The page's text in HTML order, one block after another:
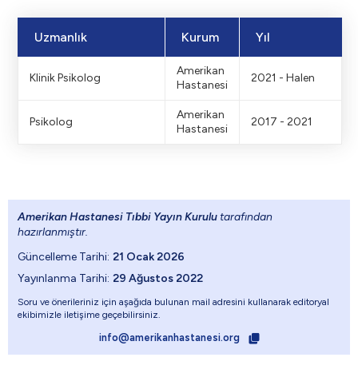
Uzmanlık Kurum Yıl
Klinik Psikolog
Amerikan
Hastanesi
2021 - Halen
Psikolog
Amerikan
Hastanesi
2017 - 2021
Amerikan Hastanesi Tıbbi Yayın Kurulu tarafından
hazırlanmıştır.
Güncelleme Tarihi: 21 Ocak 2026
Yayınlanma Tarihi: 29 Ağustos 2022
Soru ve önerileriniz için aşağıda bulunan mail adresini kullanarak editoryal
ekibimizle iletişime geçebilirsiniz.
info@amerikanhastanesi.org